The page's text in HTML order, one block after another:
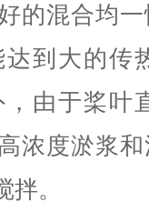
的混合均
到大的传
由于桨叶
浓度淤浆
。